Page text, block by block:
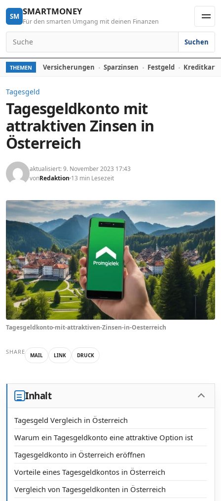
Skip to content
SM SMARTMONEY
Für den smarten Umgang mit deinen Finanzen
Search for:
Suchen
THEMEN Versicherungen Sparzinsen Festgeld
Tagesgeld
Tagesgeldkonto mit
attraktiven Zinsen in
Österreich
aktualisiert: 9. November 2023 17:43
vonRedaktion 13 min Lesezeit
Tagesgeldkonto-mit-attraktiven-Zinsen-in-Oesterreich
SHARE MAIL LINK DRUCK
Inhalt
Tagesgeld Vergleich in Österreich
Warum ein Tagesgeldkonto eine attraktive Option ist
Tagesgeldkonto in Österreich eröffnen
Vorteile eines Tagesgeldkontos in Österreich
Vergleich von Tagesgeldkonten in Österreich